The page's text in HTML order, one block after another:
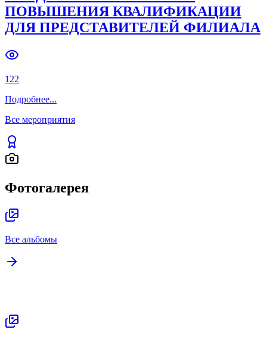
ПОВЫШЕНИЯ КВАЛИФИКАЦИИ
ДЛЯ ПРЕДСТАВИТЕЛЕЙ ФИЛИАЛА
122
Подробнее...
Все мероприятия
Фотогалерея
Все альбомы